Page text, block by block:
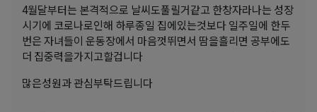
4월달부터는 본격적으로 날씨도풀릴거같고 한창자라나는 성장
시기에 코로나로인해 하루종일 집에있는것보다 일주일에 한두
번은 자녀들이 운동장에서 마음껏뛰면서 땀을흘리면 공부에도
더 집중력을가지고할겁니다
많은성원과 관심부탁드립니다